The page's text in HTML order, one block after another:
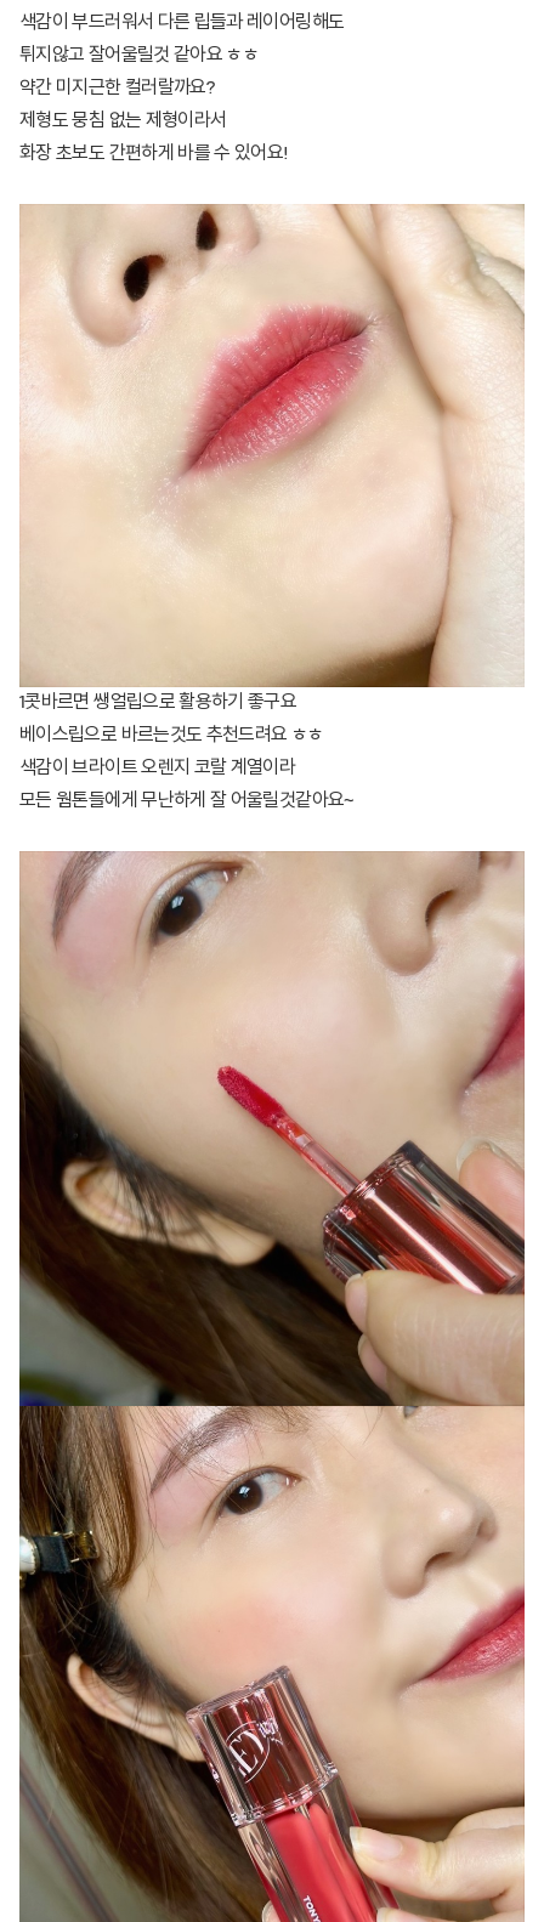
색감이 부드러워서 다른 립들과 레이어링해도
튀지않고 잘어울릴것 같아요 ㅎㅎ
약간 미지근한 컬러랄까요?
제형도 뭉침 없는 제형이라서
화장 초보도 간편하게 바를 수 있어요!
1콧바르면 쌩얼립으로 활용하기 좋구요
베이스립으로 바르는것도 추천드려요 ㅎㅎ
색감이 브라이트 오렌지 코랄 계열이라
모든 웜톤들에게 무난하게 잘 어울릴것같아요~